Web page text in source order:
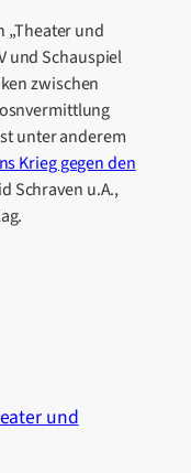
„Theater und
und Schauspiel
zwischen
unter anderem
Krieg gegen den
Schraven u.A.,
und